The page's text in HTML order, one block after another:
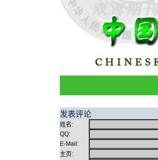
发表评论
姓名:
QQ:
E-Mail:
主页: